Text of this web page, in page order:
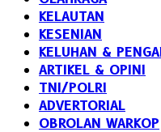
KELAUTAN
KESENIAN
KELUHAN &
ARTIKEL & OPINI
TNI/POLRI
ADVERTORIAL
OBROLAN WARKOP